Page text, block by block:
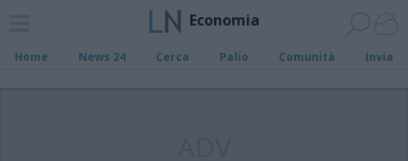
Economia
Home News 24 Cerca Palio Comunità Invia